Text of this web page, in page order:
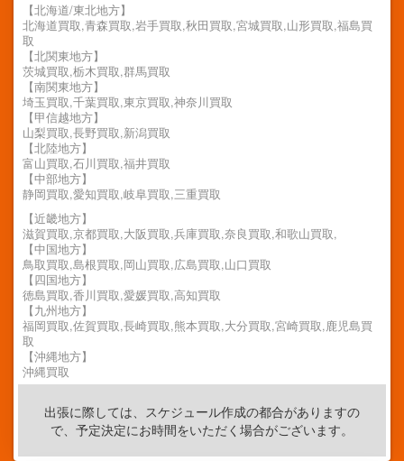
【北海道/東北地方】
北海道買取,青森買取,岩手買取,秋田買取,宮城買取,山形買取,福島買
取
【北関東地方】
茨城買取,栃木買取,群馬買取
【南関東地方】
埼玉買取,千葉買取,東京買取,神奈川買取
【甲信越地方】
山梨買取,長野買取,新潟買取
【北陸地方】
富山買取,石川買取,福井買取
【中部地方】
静岡買取,愛知買取,岐阜買取,三重買取
【近畿地方】
滋賀買取,京都買取,大阪買取,兵庫買取,奈良買取,和歌山買取,
【中国地方】
鳥取買取,島根買取,岡山買取,広島買取,山口買取
【四国地方】
徳島買取,香川買取,愛媛買取,高知買取
【九州地方】
福岡買取,佐賀買取,長崎買取,熊本買取,大分買取,宮崎買取,鹿児島買
取
【沖縄地方】
沖縄買取
出張に際しては、スケジュール作成の都合がありますの
で、予定決定にお時間をいただく場合がございます。